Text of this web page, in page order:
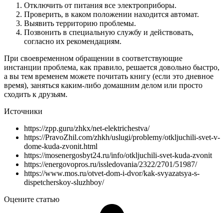
Отключить от питания все электроприборы.
Проверить, в каком положении находится автомат.
Выявить территорию проблемы.
Позвонить в специальную службу и действовать,
согласно их рекомендациям.
При своевременном обращении в соответствующие
инстанции проблема, как правило, решается довольно быстро,
а вы тем временем можете почитать книгу (если это дневное
время), заняться каким-либо домашним делом или просто
сходить к друзьям.
Источники
https://zpp.guru/zhkx/net-elektrichestva/
https://PravoZhil.com/zhkh/uslugi/problemy/otkljuchili-svet-v-
dome-kuda-zvonit.html
https://mosenergosbyt24.ru/info/otkljuchili-svet-kuda-zvonit
https://energovopros.ru/issledovania/2322/2701/51987/
https://www.mos.ru/otvet-dom-i-dvor/kak-svyazatsya-s-
dispetcherskoy-sluzhboy/
Оцените статью